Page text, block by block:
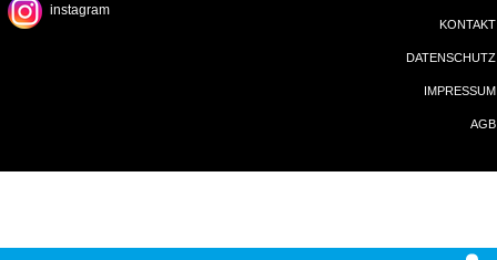
instagram
KONTAKT
DATENSCHUTZ
IMPRESSUM
AGB